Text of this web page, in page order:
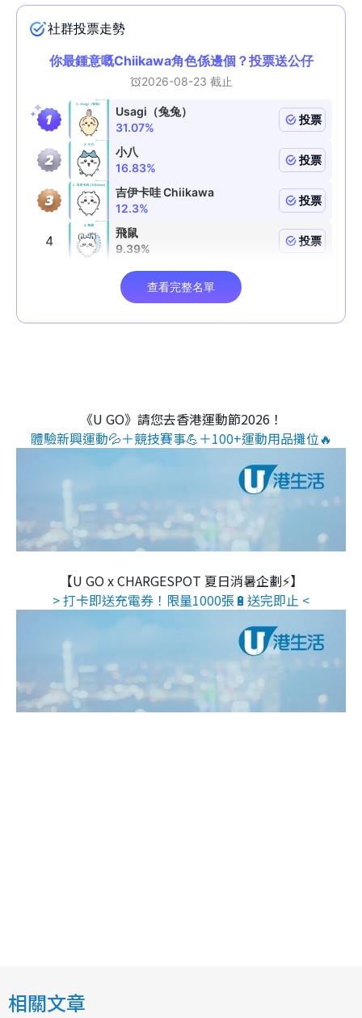
《U GO》請您去香港運動節2026！
體驗新興運動💦＋競技賽事💪＋100+運動用品攤位🔥
【U GO x CHARGESPOT 夏日消暑企劃⚡】
> 打卡即送充電券！限量1000張🔋送完即止 <
相關文章